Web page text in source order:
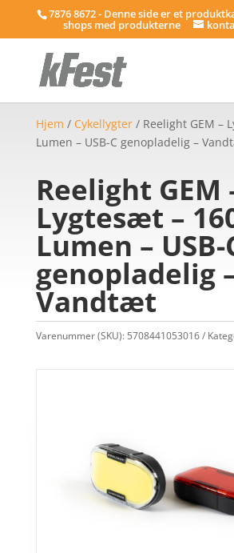
7876 8672 - Denne side er et
shops med produkterne
Hjem / Cykellygter/ Reelight GEM –
Lumen – USB-C genopladelig –
Reelight GEM
Lygtesæt –
Lumen – USB-
genopladelig
Vandtæt
Varenummer (SKU): 5708441053016